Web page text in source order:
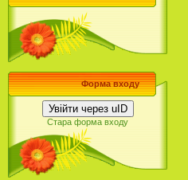
Форма входу
Увійти через uID
Стара форма входу